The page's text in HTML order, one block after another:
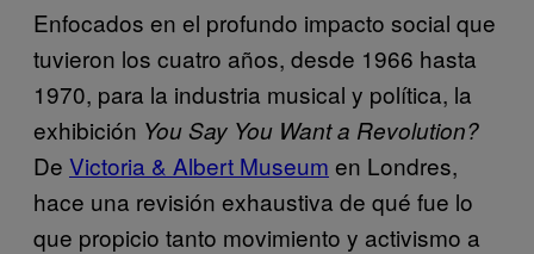
Enfocados en el profundo impacto social que
tuvieron los cuatro años, desde 1966 hasta
1970, para la industria musical y política, la
exhibición You Say You Want a Revolution?
De Victoria & Albert Museum en Londres,
hace una revisión exhaustiva de qué fue lo
que propicio tanto movimiento y activismo a